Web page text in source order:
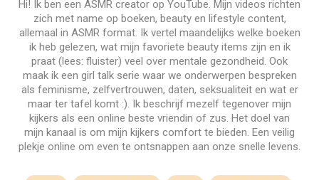
Hi! Ik ben een ASMR creator op YouTube. Mijn videos richten
zich met name op boeken, beauty en lifestyle content,
allemaal in ASMR format. Ik vertel maandelijks welke boeken
ik heb gelezen, wat mijn favoriete beauty items zijn en ik
praat (lees: fluister) veel over mentale gezondheid. Ook
maak ik een girl talk serie waar we onderwerpen bespreken
als feminisme, zelfvertrouwen, daten, seksualiteit en wat er
maar ter tafel komt :). Ik beschrijf mezelf tegenover mijn
kijkers als een online beste vriendin of zus. Het doel van
mijn kanaal is om mijn kijkers comfort te bieden. Een veilig
plekje online om even te ontsnappen aan onze snelle levens.